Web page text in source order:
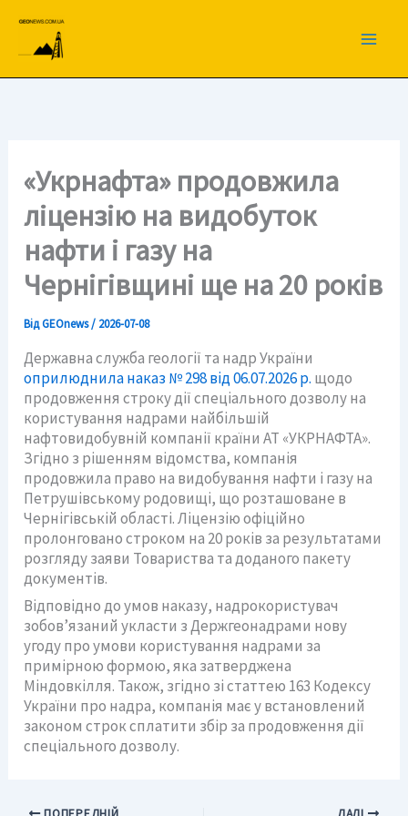
вмісту
«Укрнафта» продовжила
ліцензію на видобуток
нафти і газу на
Чернігівщині ще на 20 років
ВідGEOnews/ 2026-07-08
Державна служба геології та надр України
оприлюднила наказ № 298 від 06.07.2026 р. щодо
продовження строку дії спеціального дозволу на
користування надрами найбільшій
нафтовидобувній компанії країни АТ «УКРНАФТА».
Згідно з рішенням відомства, компанія
продовжила право на видобування нафти і газу на
Петрушівському родовищі, що розташоване в
Чернігівській області. Ліцензію офіційно
пролонговано строком на 20 років за результатами
розгляду заяви Товариства та доданого пакету
документів.
Відповідно до умов наказу, надрокористувач
зобов’язаний укласти з Держгеонадрами нову
угоду про умови користування надрами за
примірною формою, яка затверджена
Міндовкілля. Також, згідно зі статтею 163 Кодексу
України про надра, компанія має у встановлений
законом строк сплатити збір за продовження дії
спеціального дозволу.